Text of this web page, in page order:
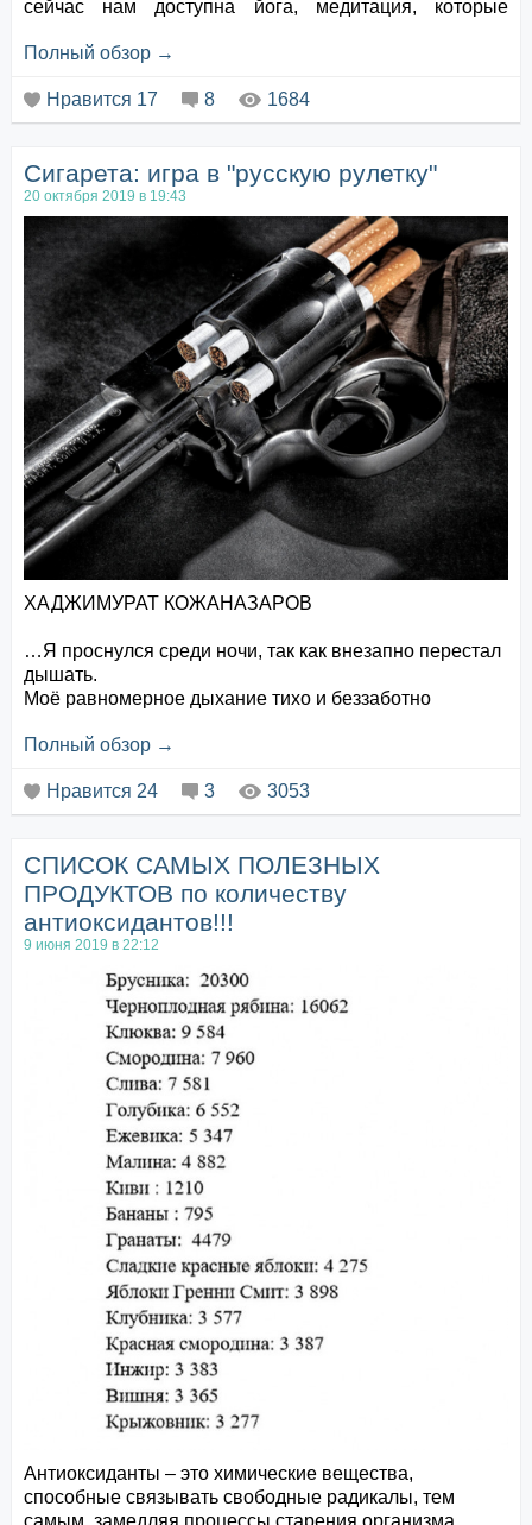
сейчас нам доступна йога, медитация, которые
прошлого.
Но зачем это нужно?
Чем меньше самскар (впечатлений) в голове, тем
понять себя и свои качества.
Однажды один учитель на вопрос в ч...
Полный обзор →
Нравится 17 8 1684
Сигарета: игра в "русскую рулетку"
20 октября 2019 в 19:43
ХАДЖИМУРАТ КОЖАНАЗАРОВ
…Я проснулся среди ночи, так как внезапно перестал
дышать.
Моё равномерное дыхание тихо и беззаботно
кто-то намеренно на выдохе, перегнул кислородный
свободной циркуляции воздуха в лёгких.
Ещё не до конца поняв сквозь сон, что происходит,
Полный обзор →
Нравится 24 3 3053
СПИСОК САМЫХ ПОЛЕЗНЫХ
ПРОДУКТОВ по количеству
антиоксидантов!!!
9 июня 2019 в 22:12
Антиоксиданты – это химические вещества,
способные связывать свободные радикалы, тем